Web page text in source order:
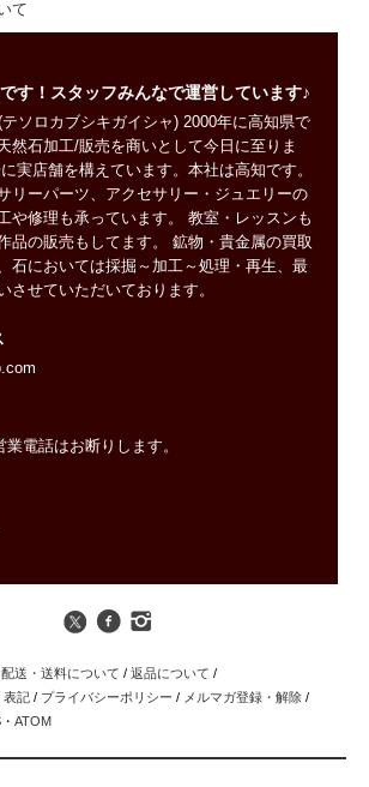
て
す！スタッフみんなで運営しています♪
ソロカブシキガイシャ) 2000年に高知県で
然石加工/販売を商いとして今日に至りま
実店舗を構えています。本社は高知です。
リーパーツ、アクセサリー・ジュエリーの
や修理も承っています。 教室・レッスンも
品の販売もしてます。 鉱物・貴金属の買取
石においては採掘～加工～処理・再生、最
させていただいております。
電話はお断りします。
配送・送料について / 返品について /
表記 / プライバシーポリシー / メルマガ登録・解除 /
・ATOM